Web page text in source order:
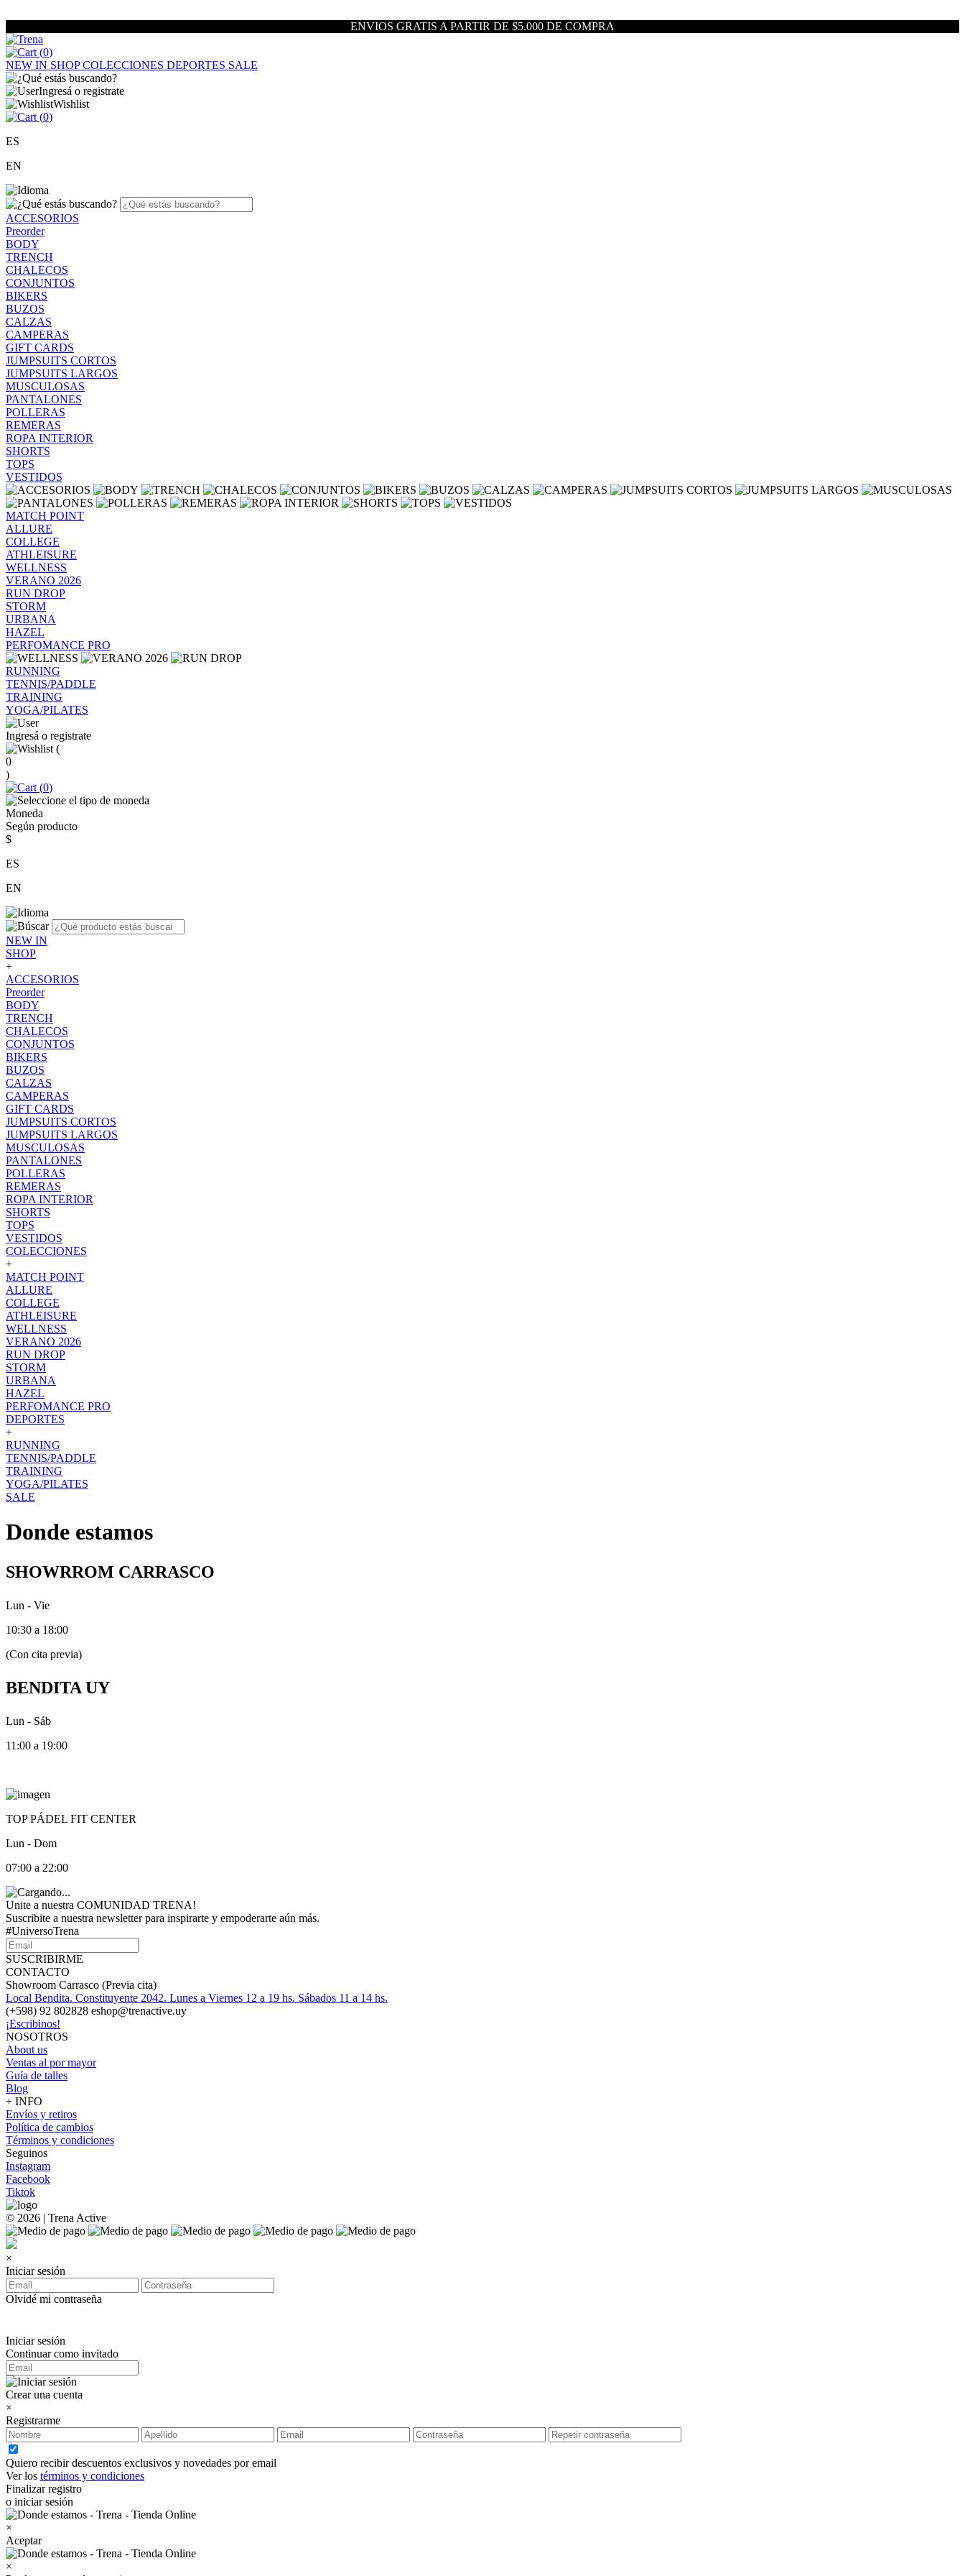
ENVIOS GRATIS A PARTIR DE $5.000 DE COMPRA
(0)
NEW IN SHOPCOLECCIONES DEPORTES SALE
Ingresá o registrate
Wishlist
(0)
ES
EN
ACCESORIOS
Preorder
BODY
TRENCH
CHALECOS
CONJUNTOS
BIKERS
BUZOS
CALZAS
CAMPERAS
GIFT CARDS
JUMPSUITS CORTOS
JUMPSUITS LARGOS
MUSCULOSAS
PANTALONES
POLLERAS
REMERAS
ROPA INTERIOR
SHORTS
TOPS
VESTIDOS
MATCH POINT
ALLURE
COLLEGE
ATHLEISURE
WELLNESS
VERANO 2026
RUN DROP
STORM
URBANA
HAZEL
PERFOMANCE PRO
RUNNING
TENNIS/PADDLE
TRAINING
YOGA/PILATES
Ingresá o registrate
(
0
)
(0)
Moneda
Según producto
$
ES
EN
NEW IN
SHOP
+
ACCESORIOS
Preorder
BODY
TRENCH
CHALECOS
CONJUNTOS
BIKERS
BUZOS
CALZAS
CAMPERAS
GIFT CARDS
JUMPSUITS CORTOS
JUMPSUITS LARGOS
MUSCULOSAS
PANTALONES
POLLERAS
REMERAS
ROPA INTERIOR
SHORTS
TOPS
VESTIDOS
COLECCIONES
+
MATCH POINT
ALLURE
COLLEGE
ATHLEISURE
WELLNESS
VERANO 2026
RUN DROP
STORM
URBANA
HAZEL
PERFOMANCE PRO
DEPORTES
+
RUNNING
TENNIS/PADDLE
TRAINING
YOGA/PILATES
SALE
Donde estamos
SHOWRROM CARRASCO
Lun - Vie
10:30 a 18:00
(Con cita previa)
BENDITA UY
Lun - Sáb
11:00 a 19:00
TOP PÁDEL FIT CENTER
Lun - Dom
07:00 a 22:00
Unite a nuestra COMUNIDAD TRENA!
Suscribite a nuestra newsletter para inspirarte y empoderarte aún más.
#UniversoTrena
SUSCRIBIRME
CONTACTO
Showroom Carrasco (Previa cita)
Local Bendita. Constituyente 2042. Lunes a Viernes 12 a 19 hs. Sábados 11 a 14 hs.
(+598) 92 802828 eshop@trenactive.uy
¡Escribinos!
NOSOTROS
About us
Ventas al por mayor
Guía de talles
Blog
+ INFO
Envíos y retiros
Política de cambios
Términos y condiciones
Seguinos
Instagram
Facebook
Tiktok
© 2026 | Trena Active
×
Iniciar sesión
Olvidé mi contraseña
Iniciar sesión
Continuar como invitado
Crear una cuenta
×
Registrarme
Quiero recibir descuentos exclusivos y novedades por email
Ver los términos y condiciones
Finalizar registro
o iniciar sesión
×
Aceptar
×